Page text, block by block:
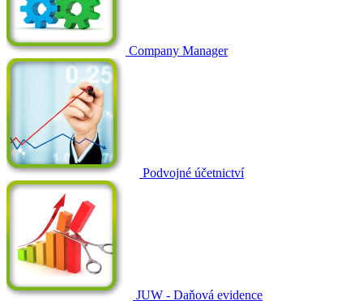
Company Manager
Podvojné účetnictví
JUW - Daňová evidence